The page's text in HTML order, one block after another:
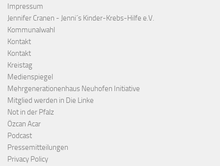
Impressum
Jennifer Cranen - Jenni´s Kinder-Krebs-Hilfe e.V.
Kommunalwahl
Kontakt
Kontakt
Kreistag
Medienspiegel
Mehrgenerationenhaus Neuhofen Initiative
Mitglied werden in Die Linke
Not in der Pfalz
Özcan Acar
Podcast
Pressemitteilungen
Privacy Policy